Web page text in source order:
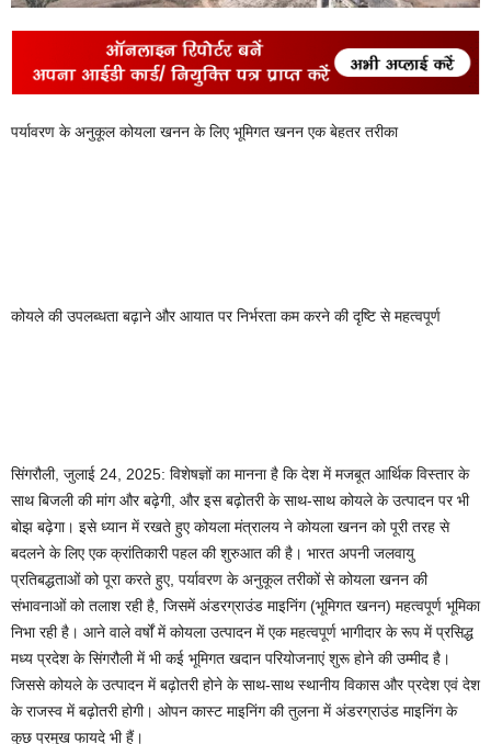
पर्यावरण के अनुकूल कोयला खनन के लिए भूमिगत खनन एक बेहतर तरीका
कोयले की उपलब्धता बढ़ाने और आयात पर निर्भरता कम करने की दृष्टि से महत्वपूर्ण
सिंगरौली, जुलाई 24, 2025: विशेषज्ञों का मानना है कि देश में मजबूत आर्थिक विस्तार के
साथ बिजली की मांग और बढ़ेगी, और इस बढ़ोतरी के साथ-साथ कोयले के उत्पादन पर भी
बोझ बढ़ेगा। इसे ध्यान में रखते हुए कोयला मंत्रालय ने कोयला खनन को पूरी तरह से
बदलने के लिए एक क्रांतिकारी पहल की शुरुआत की है। भारत अपनी जलवायु
प्रतिबद्धताओं को पूरा करते हुए, पर्यावरण के अनुकूल तरीकों से कोयला खनन की
संभावनाओं को तलाश रही है, जिसमें अंडरग्राउंड माइनिंग (भूमिगत खनन) महत्वपूर्ण भूमिका
निभा रही है। आने वाले वर्षों में कोयला उत्पादन में एक महत्वपूर्ण भागीदार के रूप में प्रसिद्ध
मध्य प्रदेश के सिंगरौली में भी कई भूमिगत खदान परियोजनाएं शुरू होने की उम्मीद है।
जिससे कोयले के उत्पादन में बढ़ोतरी होने के साथ-साथ स्थानीय विकास और प्रदेश एवं देश
के राजस्व में बढ़ोतरी होगी। ओपन कास्ट माइनिंग की तुलना में अंडरग्राउंड माइनिंग के
कुछ प्रमुख फायदे भी हैं।